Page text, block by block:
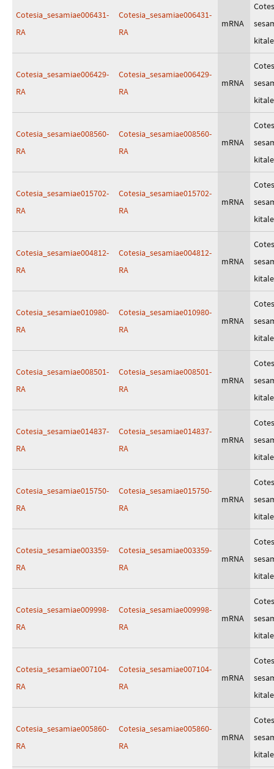
Cotesia_sesamiae006431-
RA
Cotesia_sesamiae006431-
RA
mRNA
kitale
Cotesia_sesamiae006429-
RA
Cotesia_sesamiae006429-
RA
mRNA
kitale
Cotesia_sesamiae008560-
RA
Cotesia_sesamiae008560-
RA
mRNA
kitale
Cotesia_sesamiae015702-
RA
Cotesia_sesamiae015702-
RA
mRNA
kitale
Cotesia_sesamiae004812-
RA
Cotesia_sesamiae004812-
RA
mRNA
kitale
Cotesia_sesamiae010980-
RA
Cotesia_sesamiae010980-
RA
mRNA
kitale
Cotesia_sesamiae008501-
RA
Cotesia_sesamiae008501-
RA
mRNA
kitale
Cotesia_sesamiae014837-
RA
Cotesia_sesamiae014837-
RA
mRNA
kitale
Cotesia_sesamiae015750-
RA
Cotesia_sesamiae015750-
RA
mRNA
kitale
Cotesia_sesamiae003359-
RA
Cotesia_sesamiae003359-
RA
mRNA
kitale
Cotesia_sesamiae009998-
RA
Cotesia_sesamiae009998-
RA
mRNA
kitale
Cotesia_sesamiae007104-
RA
Cotesia_sesamiae007104-
RA
mRNA
kitale
Cotesia_sesamiae005860-
RA
Cotesia_sesamiae005860-
RA
mRNA
kitale